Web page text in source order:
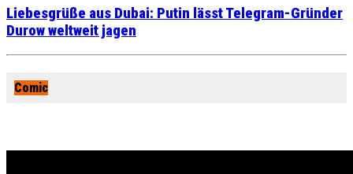
Liebesgrüße aus Dubai: Putin lässt Telegram-Gründer
Durow weltweit jagen
Comic